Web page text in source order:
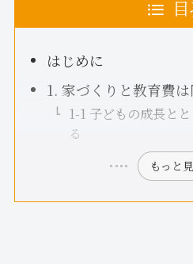
はじめに
1. 家づくりと教育費
1-1 子どもの成長と
る
もっと